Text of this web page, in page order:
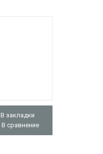
В закладки
В сравнение